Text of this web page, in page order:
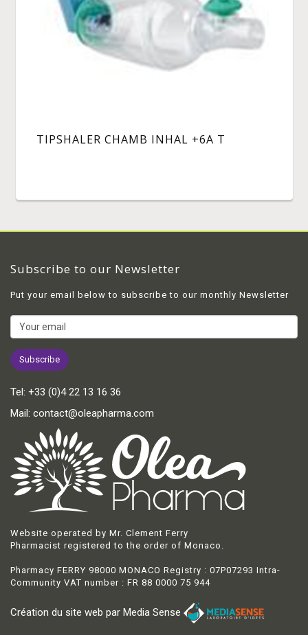
TIPSHALER CHAMB INHAL +6A T
Subscribe to our Newsletter
Put your email below to subscribe to our monthly Newsletter
Tel: +33 (0)4 22 13 16 36
Mail: contact@oleapharma.com
Website operated by Mr. Clement Ferry
Pharmacist registered to the order of Monaco.
Pharmacy FERRY 98000 MONACO Registry : 07P07293 Intra-
Community VAT number : FR 88 0000 75 944
Création du site web par Media Sense